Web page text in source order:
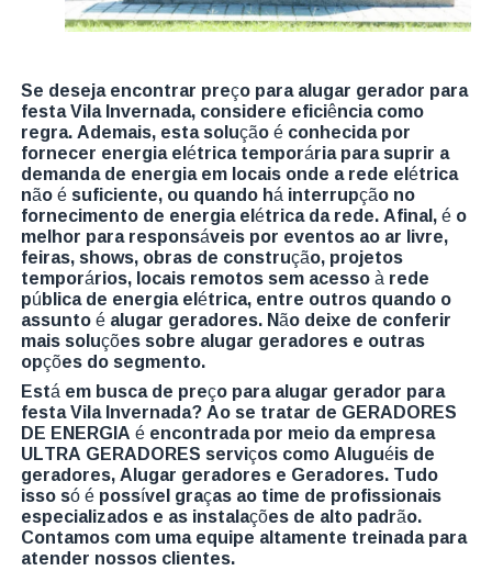
Se deseja encontrar preço para alugar gerador para
festa Vila Invernada, considere eficiência como
regra. Ademais, esta solução é conhecida por
fornecer energia elétrica temporária para suprir a
demanda de energia em locais onde a rede elétrica
não é suficiente, ou quando há interrupção no
fornecimento de energia elétrica da rede. Afinal, é o
melhor para responsáveis por eventos ao ar livre,
feiras, shows, obras de construção, projetos
temporários, locais remotos sem acesso à rede
pública de energia elétrica, entre outros quando o
assunto é alugar geradores. Não deixe de conferir
mais soluções sobre alugar geradores e outras
opções do segmento.
Está em busca de preço para alugar gerador para
festa Vila Invernada? Ao se tratar de GERADORES
DE ENERGIA é encontrada por meio da empresa
ULTRA GERADORES serviços como Aluguéis de
geradores, Alugar geradores e Geradores. Tudo
isso só é possível graças ao time de profissionais
especializados e as instalações de alto padrão.
Contamos com uma equipe altamente treinada para
atender nossos clientes.